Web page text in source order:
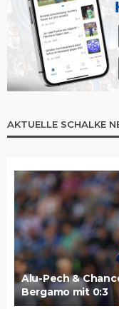
AKTUELLE SCHALKE
Alu-Pech &
Bergamo mit 0:3